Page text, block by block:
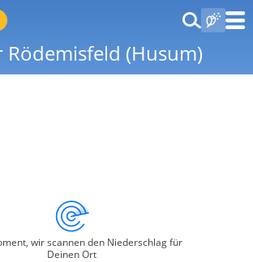
Rödemisfeld (Husum)
wir scannen den Niederschlag für
Deinen Ort